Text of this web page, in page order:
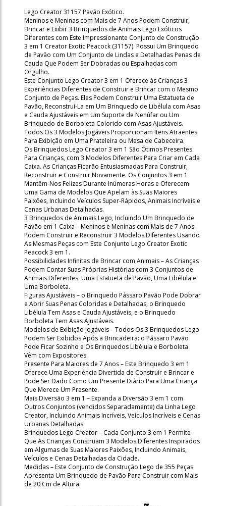
Lego Creator 31157 Pavão Exótico.
Meninos e Meninas com Mais de 7 Anos Podem Construir,
Brincar e Exibir 3 Brinquedos de Animais Lego Exóticos
Diferentes com Este Impressionante Conjunto de Construção
3 em 1 Creator Exotic Peacock (31157). Possui Um Brinquedo
de Pavão com Um Conjunto de Lindas e Detalhadas Penas de
Cauda Que Podem Ser Dobradas ou Espalhadas com
Orgulho.
Este Conjunto Lego Creator 3 em 1 Oferece às Crianças 3
Experiências Diferentes de Construir e Brincar com o Mesmo
Conjunto de Peças. Eles Podem Construir Uma Estatueta de
Pavão, Reconstruí-La em Um Brinquedo de Libélula com Asas
e Cauda Ajustáveis em Um Suporte de Nenúfar ou Um
Brinquedo de Borboleta Colorido com Asas Ajustáveis.
Todos Os 3 Modelos Jogáveis Proporcionam Itens Atraentes
Para Exibição em Uma Prateleira ou Mesa de Cabeceira.
Os Brinquedos Lego Creator 3 em 1 São Ótimos Presentes
Para Crianças, com 3 Modelos Diferentes Para Criar em Cada
Caixa. As Crianças Ficarão Entusiasmadas Para Construir,
Reconstruir e Construir Novamente. Os Conjuntos 3 em 1
Mantêm-Nos Felizes Durante Inúmeras Horas e Oferecem
Uma Gama de Modelos Que Apelam às Suas Maiores
Paixões, Incluindo Veículos Super-Rápidos, Animais Incríveis e
Cenas Urbanas Detalhadas.
3 Brinquedos de Animais Lego, Incluindo Um Brinquedo de
Pavão em 1 Caixa – Meninos e Meninas com Mais de 7 Anos
Podem Construir e Reconstruir 3 Modelos Diferentes Usando
As Mesmas Peças com Este Conjunto Lego Creator Exotic
Peacock 3 em 1.
Possibilidades Infinitas de Brincar com Animais – As Crianças
Podem Contar Suas Próprias Histórias com 3 Conjuntos de
Animais Diferentes: Uma Estatueta de Pavão, Uma Libélula e
Uma Borboleta.
Figuras Ajustáveis – o Brinquedo Pássaro Pavão Pode Dobrar
e Abrir Suas Penas Coloridas e Detalhadas, o Brinquedo
Libélula Tem Asas e Cauda Ajustáveis, e o Brinquedo
Borboleta Tem Asas Ajustáveis.
Modelos de Exibição Jogáveis – Todos Os 3 Brinquedos Lego
Podem Ser Exibidos Após a Brincadeira: o Pássaro Pavão
Pode Ficar Sozinho e Os Brinquedos Libélula e Borboleta
Vêm com Expositores.
Presente Para Maiores de 7 Anos – Este Brinquedo 3 em 1
Oferece Uma Experiência Divertida de Construir e Brincar e
Pode Ser Dado Como Um Presente Diário Para Uma Criança
Que Merece Um Presente.
Mais Diversão 3 em 1 – Expanda a Diversão 3 em 1 com
Outros Conjuntos (vendidos Separadamente) da Linha Lego
Creator, Incluindo Animais Incríveis, Veículos Incríveis e Cenas
Urbanas Detalhadas.
Brinquedos Lego Creator – Cada Conjunto 3 em 1 Permite
Que As Crianças Construam 3 Modelos Diferentes Inspirados
em Algumas de Suas Maiores Paixões, Incluindo Animais,
Veículos e Cenas Detalhadas da Cidade.
Medidas – Este Conjunto de Construção Lego de 355 Peças
Apresenta Um Brinquedo de Pavão Para Construir com Mais
de 20 Cm de Altura.